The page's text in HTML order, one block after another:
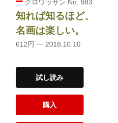
クロワッサン No. 983
知れば知るほど、
名画は楽しい。
612円 — 2018.10.10
試し読み
購入